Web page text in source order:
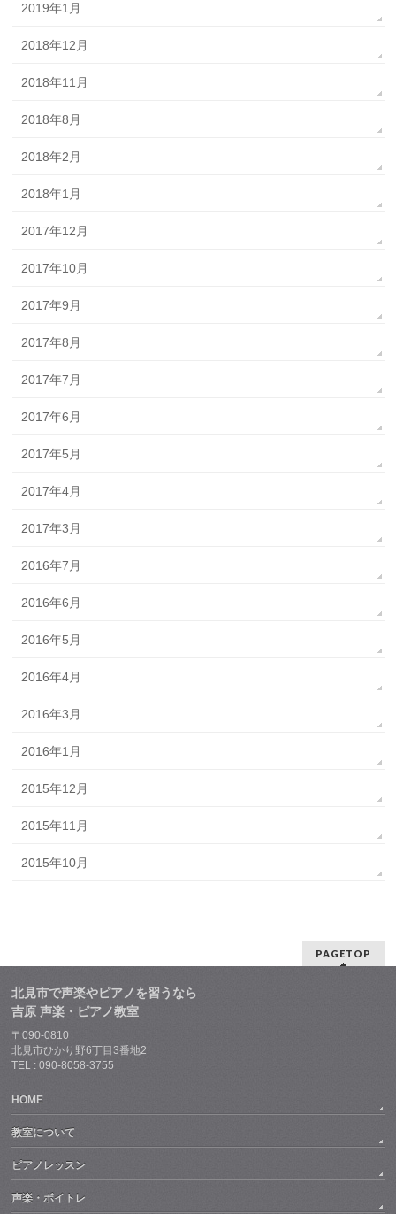
2019年1月
2018年12月
2018年11月
2018年8月
2018年2月
2018年1月
2017年12月
2017年10月
2017年9月
2017年8月
2017年7月
2017年6月
2017年5月
2017年4月
2017年3月
2016年7月
2016年6月
2016年5月
2016年4月
2016年3月
2016年1月
2015年12月
2015年11月
2015年10月
PAGETOP
北見市で声楽やピアノを習うなら
吉原 声楽・ピアノ教室
〒090-0810
北見市ひかり野6丁目3番地2
TEL : 090-8058-3755
HOME
教室について
ピアノレッスン
声楽・ボイトレ